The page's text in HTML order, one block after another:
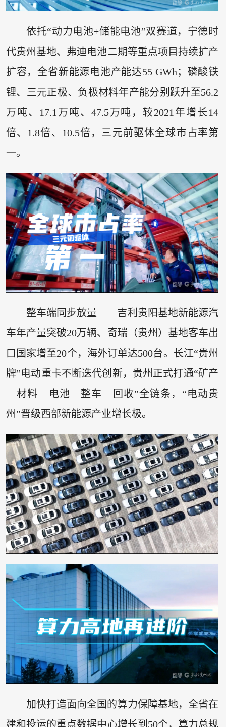
依托“动力电池+储能电池”双赛道，宁德时
代贵州基地、弗迪电池二期等重点项目持续扩产
扩容，全省新能源电池产能达55 GWh；磷酸铁
锂、三元正极、负极材料年产能分别跃升至56.2
万吨、17.1万吨、47.5万吨，较2021年增长14
倍、1.8倍、10.5倍，三元前驱体全球市占率第
一。
整车端同步放量——吉利贵阳基地新能源汽
车年产量突破20万辆、奇瑞（贵州）基地客车出
口国家增至20个，海外订单达500台。长江“贵州
牌”电动重卡不断迭代创新，贵州正式打通“矿产
—材料—电池—整车—回收”全链条，“电动贵
州”晋级西部新能源产业增长极。
加快打造面向全国的算力保障基地，全省在
建和投运的重点数据中心增长到50个，算力总规